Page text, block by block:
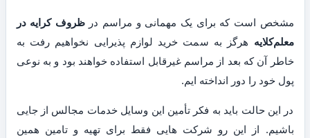
مشخص است که برای یک مهمانی و مراسم درظروف کرایه در
معلم‌کلایه هرگز به سمت خرید لوازم پذیرایی نخواهیم رفت به
خاطر آن که بعد از مراسم غیرقابل استفاده خواهند بود و به نوعی
پول خود را دور انداخته ایم.
در این حالت باید به فکر تأمین این وسایل خدمات مجالس از جایی
باشیم. از این رو شرکت هایی فقط برای تهیه و تامین همین